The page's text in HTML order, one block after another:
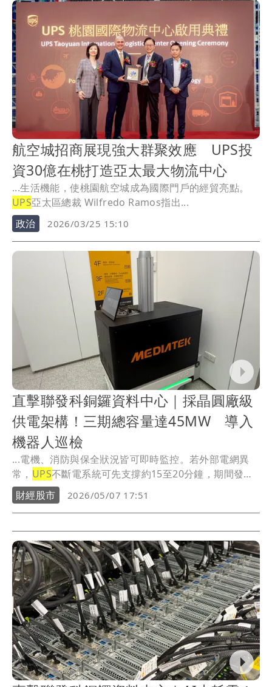
航空城招商展現強大群聚效應 UPS投
資30億在桃打造亞太最大物流中心
...生活機能，使桃園航空城成為國際門戶的經貿亮點。
UPS亞太區總裁 Wilfredo Ramos指出...
政治
2026/03/25 15:10
直擊聯發科銅鑼資料中心｜採晶圓廠級
供電架構！三期總容量達45MW 導入
機器人巡檢
...電機、消防與保全狀況皆可即時監控。若外部電網異
常， UPS不斷電系統可先支撐約15至20分鐘，期間發
電...
財經股市 2026/05/07 17:51